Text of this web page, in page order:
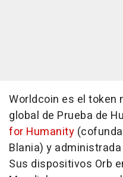
Worldcoin es el token
global de Prueba de
for Humanity
Blania) y
Sus dispositivos Orb